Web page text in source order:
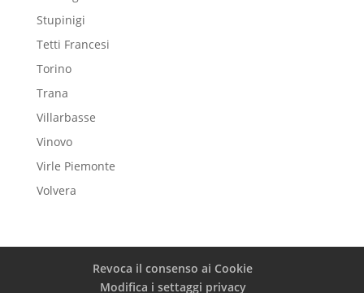
Stupinigi
Tetti Francesi
Torino
Trana
Villarbasse
Vinovo
Virle Piemonte
Volvera
Revoca il consenso ai Cookie
Modifica i settaggi privacy